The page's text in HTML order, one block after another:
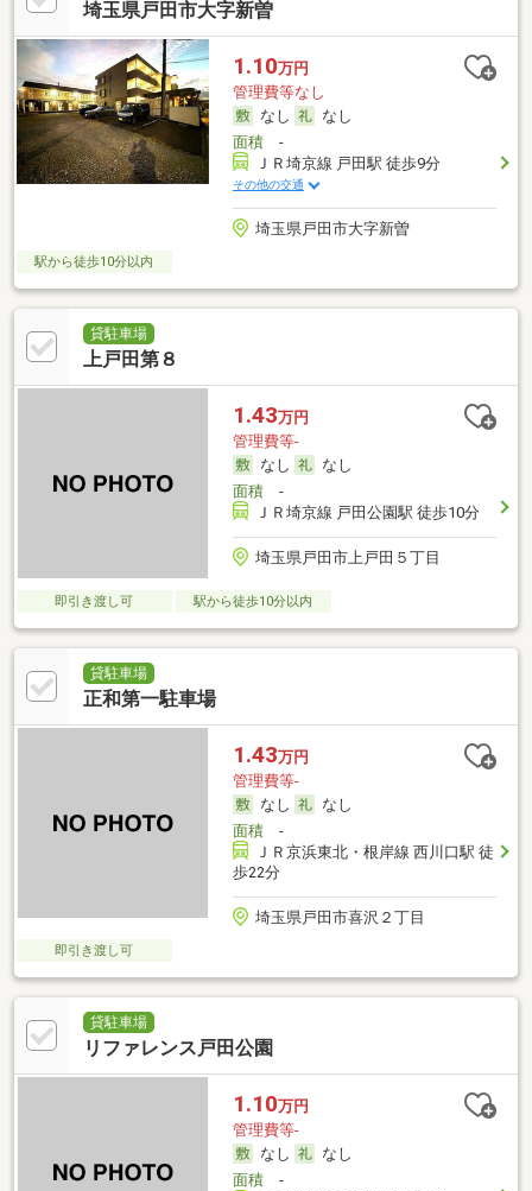
埼玉県戸田市大字新曽
1.10万円
管理費等なし
なし
なし
面積-
ＪＲ埼京線 戸田駅 徒歩9分
その他の交通
埼玉県戸田市大字新曽
駅から徒歩10分以内
貸駐車場
上戸田第８
1.43万円
管理費等-
なし
なし
面積-
ＪＲ埼京線 戸田公園駅 徒歩10分
埼玉県戸田市上戸田５丁目
即引き渡し可 駅から徒歩10分以内
貸駐車場
正和第一駐車場
1.43万円
管理費等-
なし
なし
面積-
ＪＲ京浜東北・根岸線 西川口駅 徒
歩22分
埼玉県戸田市喜沢２丁目
即引き渡し可
貸駐車場
リファレンス戸田公園
1.10万円
管理費等-
なし
なし
面積-